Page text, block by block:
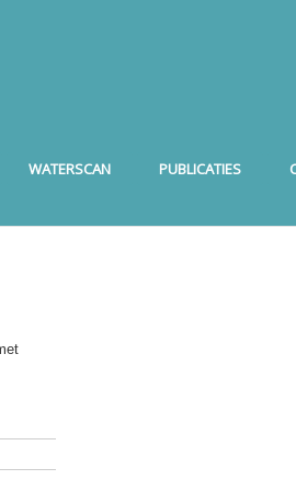
WATERSCAN PUBLICATIES